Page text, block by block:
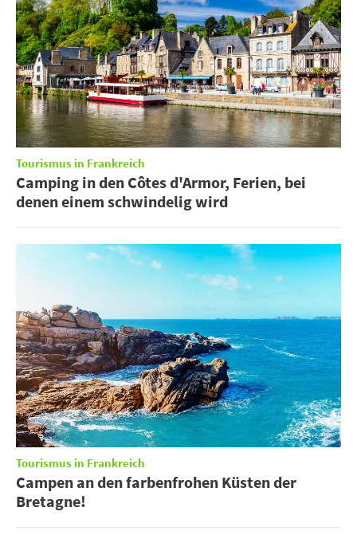
Tourismus in Frankreich
Camping in den Côtes d'Armor, Ferien, bei
denen einem schwindelig wird
Tourismus in Frankreich
Campen an den farbenfrohen Küsten der
Bretagne!